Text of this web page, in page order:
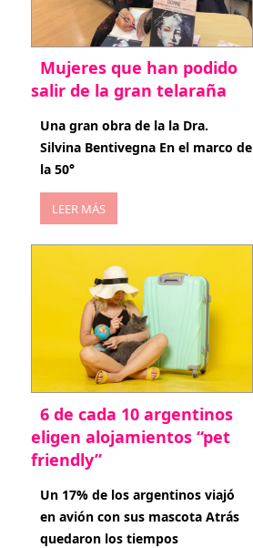
Mujeres que han podido
salir de la gran telaraña
abril 29, 2026
Una gran obra de la la Dra.
Silvina Bentivegna En el marco de
la 50°
LEER MÁS
6 de cada 10 argentinos
eligen alojamientos “pet
friendly”
abril 27, 2026
Un 17% de los argentinos viajó
en avión con sus mascota Atrás
quedaron los tiempos